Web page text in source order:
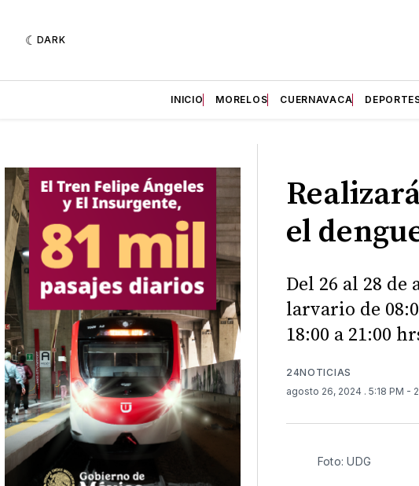
DARK
INICIO MORELOS CUERNAVACA
el
Del 26 al 28
larvario de
18:00 a 21:00
24NOTICIAS
agosto 26, 2024 . 5:18 PM -
Foto: UDG